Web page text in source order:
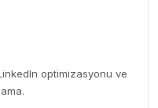
optimizasyonu ve